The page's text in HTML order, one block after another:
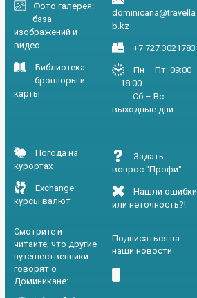
Фото галерея:
база
изображений и
видео
Библиотека:
брошюры и
карты
Погода на
курортах
Exchange:
курсы валют
Смотрите и
читайте, что другие
путешественники
говорят о
Доминикане:
dominicana@travella
b.kz
+7 727 3021783
Пн – Пт: 09:00
– 18:00
Сб – Вс:
выходные дни
Задать
вопрос "Профи"
Нашли ошибки
или неточность?!
Подписаться на
наши новости